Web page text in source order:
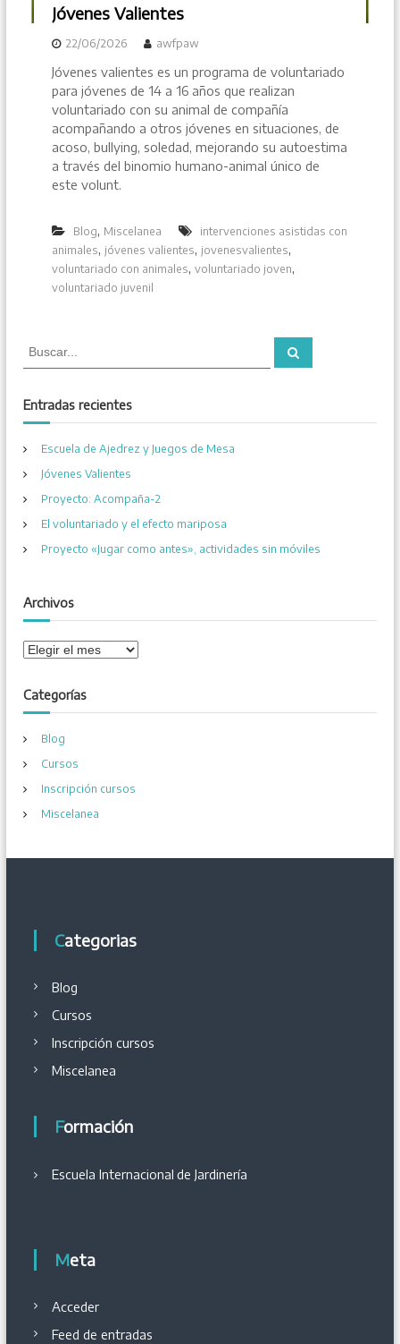
Jóvenes Valientes
22/06/2026 awfpaw
Jóvenes valientes es un programa de voluntariado
para jóvenes de 14 a 16 años que realizan
voluntariado con su animal de compañía
acompañando a otros jóvenes en situaciones, de
acoso, bullying, soledad, mejorando su autoestima
a través del binomio humano-animal único de
este volunt.
Blog, Miscelanea
intervenciones asistidas con
animales, jóvenes valientes, jovenesvalientes,
voluntariado con animales, voluntariado joven,
voluntariado juvenil
B
c
a
:
B
Entradas recientes
Escuela de Ajedrez y Juegos de Mesa
Jóvenes Valientes
Proyecto: Acompaña-2
El voluntariado y el efecto mariposa
Proyecto «Jugar como antes», actividades sin móviles
Archivos
A
h
v
o
Categorías
Blog
Cursos
Inscripción cursos
Miscelanea
Categorias
Blog
Cursos
Inscripción cursos
Miscelanea
Formación
Escuela Internacional de Jardinería
Meta
Acceder
Feed de entradas